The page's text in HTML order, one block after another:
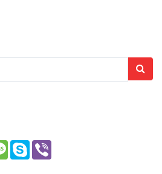
Message
Skype